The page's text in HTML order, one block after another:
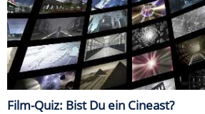
Film-Quiz: Bist Du ein Cineast?